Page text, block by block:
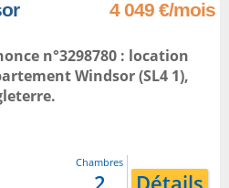
4 049 €/mois
n°3298780 : location
Windsor(SL4 1),
.
Chambres